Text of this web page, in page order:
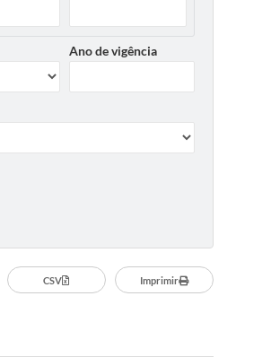
Ano de vigência
CSV Imprimir